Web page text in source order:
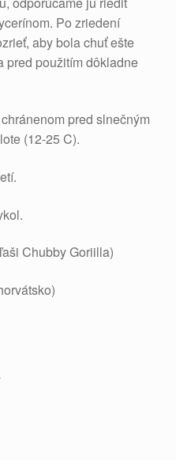
Po zriedení
aby bola chuť ešte
pred použitím dôkladne
pred slnečným
(12-25 C).
Chubby Goriilla)